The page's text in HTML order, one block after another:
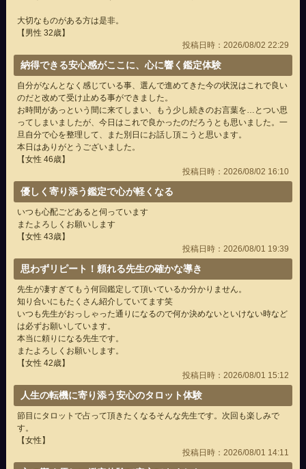
大切なものがある方は是非。
【男性 32歳】
投稿日時：2026/08/02 22:29
納得できる安心感がここに、心に響く鑑定体験
自分がなんとなく感じている事、選んで進めてきた今の状況はこれで良い
のだと改めて受け止める事ができました。
お時間があっという間に来てしまい、もう少し続きのお言葉を…とつい思
ってしまいましたが、今日はこれで良かったのだろうとも思いました。一
旦自分で心を整理して、また別日にお話し頂こうと思います。
本日はありがとうございました。
【女性 46歳】
投稿日時：2026/08/02 16:10
優しく寄り添う鑑定で心が軽くなる
いつも心配ごどあると伺っています
またよろしくお願いします
【女性 43歳】
投稿日時：2026/08/01 19:39
思わずリピート！頼れる先生の確かな導き
先生が凄すぎてもう何回鑑定して頂いているか分かりません。
知り合いにもたくさん紹介していてます笑
いつも先生がおっしゃった通りになるので何か決めないといけない時など
は必ずお願いしています。
本当に頼りになる先生です。
またよろしくお願いします。
【女性 42歳】
投稿日時：2026/08/01 15:12
人生の転機に寄り添う安心のタロット体験
節目にタロットで占って頂きたくなるそんな先生です。次回も楽しみで
す。
【女性】
投稿日時：2026/08/01 14:11